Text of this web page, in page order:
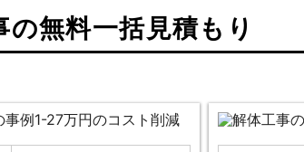
の無料一括見積もり